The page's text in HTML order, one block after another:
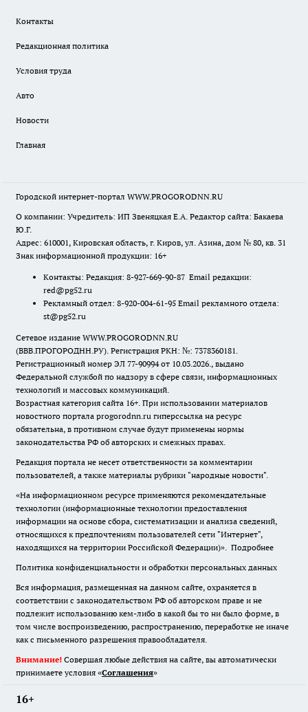
Контакты
Редакционная политика
Условия труда
Авто
Новости
Главная
Городской интернет-портал WWW.PROGORODNN.RU
О компании: Учредитель: ИП Звеняцкая Е.А. Редактор сайта: Бакаева
Ю.Г.
Адрес: 610001, Кировская область, г. Киров, ул. Азина, дом № 80, кв. 31
Знак информационной продукции: 16+
Контакты: Редакция: 8-927-669-90-87 Email редакции:
red@pg52.ru
Рекламный отдел: 8-920-004-61-95 Email рекламного отдела:
st@pg52.ru
Сетевое издание WWW.PROGORODNN.RU
(ВВВ.ПРОГОРОДНН.РУ). Регистрация РКН: №: 7378360181.
Регистрационный номер ЭЛ 77-90994 от 10.03.2026., выдано
Федеральной службой по надзору в сфере связи, информационных
технологий и массовых коммуникаций.
Возрастная категория сайта 16+. При использовании материалов
новостного портала progorodnn.ru гиперссылка на ресурс
обязательна, в противном случае будут применены нормы
законодательства РФ об авторских и смежных правах.
Редакция портала не несет ответственности за комментарии
пользователей, а также материалы рубрики "народные новости".
«На информационном ресурсе применяются рекомендательные
технологии (информационные технологии предоставления
информации на основе сбора, систематизации и анализа сведений,
относящихся к предпочтениям пользователей сети "Интернет",
находящихся на территории Российской Федерации)». Подробнее
Политика конфиденциальности и обработки персональных данных
Вся информация, размещенная на данном сайте, охраняется в
соответствии с законодательством РФ об авторском праве и не
подлежит использованию кем-либо в какой бы то ни было форме, в
том числе воспроизведению, распространению, переработке не иначе
как с письменного разрешения правообладателя.
Внимание! Совершая любые действия на сайте, вы автоматически
принимаете условия «Cоглашения»
16+